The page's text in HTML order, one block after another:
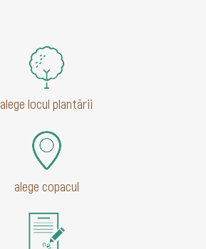
alege locul plantării
alege copacul